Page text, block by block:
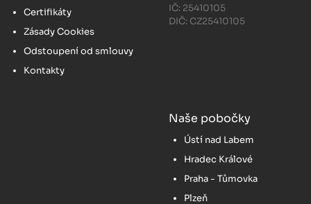
Certifikáty
Zásady Cookies
Odstoupení od smlouvy
Kontakty
IČ: 25410105
DIČ: CZ25410105
Naše pobočky
Ústí nad Labem
Hradec Králové
Praha - Tůmovka
Plzeň